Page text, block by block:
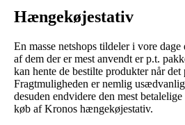
Hængekøjestativ
En masse netshops tildeler i vore
af dem der er mest anvendt er p.t.
kan hente de bestilte produkter når det
Fragtmuligheden er nemlig
desuden endvidere den mest
køb af Kronos hængekøjestativ.